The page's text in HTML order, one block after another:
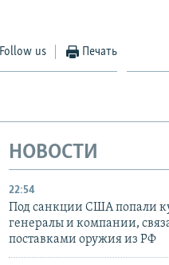
Follow us Печать
НОВОСТИ
22:54
Под санкции США попали
генералы и компании,
поставками оружия из РФ